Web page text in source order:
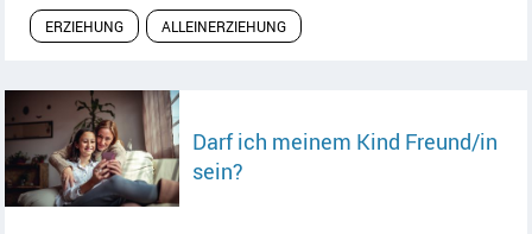
ERZIEHUNG ALLEINERZIEHUNG
Darf ich meinem Kind Freund/in
sein?Artikel lesen